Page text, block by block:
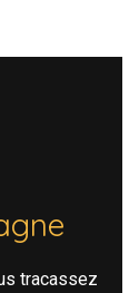
tracassez